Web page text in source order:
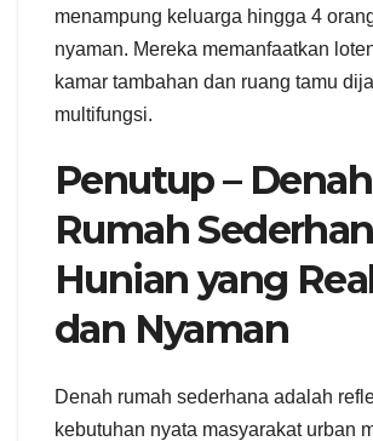
menampung keluarga hingga 4
nyaman. Mereka memanfaatkan
kamar tambahan dan ruang tamu
multifungsi.
Penutup – Denah
Rumah
Hunian yang
dan Nyaman
Denah rumah sederhana adalah
kebutuhan nyata masyarakat urban